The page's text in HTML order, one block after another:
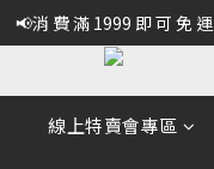
📢消 費 滿 1999 即 可 免 運
線上特賣會專區